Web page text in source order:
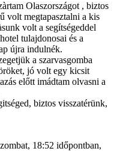
Olaszországot , biztos
volt megtapasztalni a kis
volt a segítségeddel
tulajdonosai és a
újra indulnék.
a szarvasgomba
jó volt egy kicsit
előtt imádtam olvasni a
biztos visszatérünk,
18:52 időpontban,